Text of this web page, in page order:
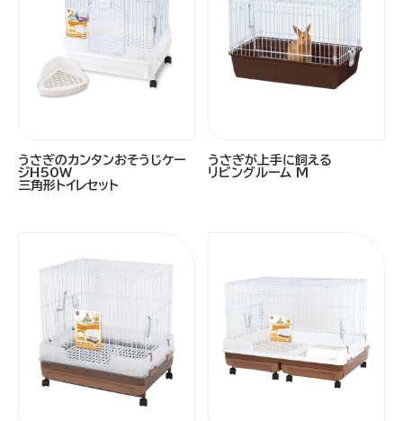
うさぎのカンタンおそうじケー
ジH50W
三角形トイレセット
うさぎが上手に飼える
リビングルーム Ｍ